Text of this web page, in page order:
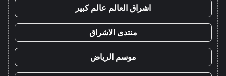
اشراق العالم عالم كبير
منتدى الاشراق
موسم الرياض